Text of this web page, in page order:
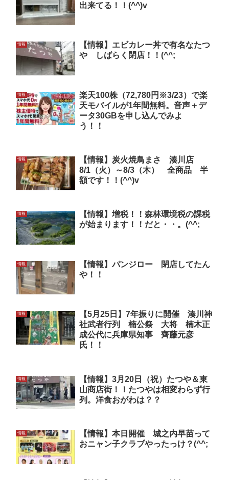
出来てる！！(^^)v
情報
【情報】エビカレー丼で有名なたつ
や しばらく閉店！！(^^;
情報
楽天100株（72,780円※3/23）で楽
天モバイルが1年間無料。音声＋デ
ータ30GBを申し込んでみよ
う！！
情報
【情報】炭火焼鳥まさ 湊川店
8/1（火）～8/3（木） 全商品 半
額です！！(^^)v
情報
【情報】増税！！森林環境税の課税
が始まります！！だと・・。(^^;
情報
【情報】パンジロー 閉店してたん
や！！
情報
【5月25日】7年振りに開催 湊川神
社武者行列 楠公祭 大将 楠木正
成公代に兵庫県知事 齊藤元彦
氏！！
情報
【情報】3月20日（祝）たつや＆東
山商店街！！たつやは相変わらず行
列。洋食おがわは？？
情報
【情報】本日開催 城之内早苗って
おニャン子クラブやったっけ？(^^;